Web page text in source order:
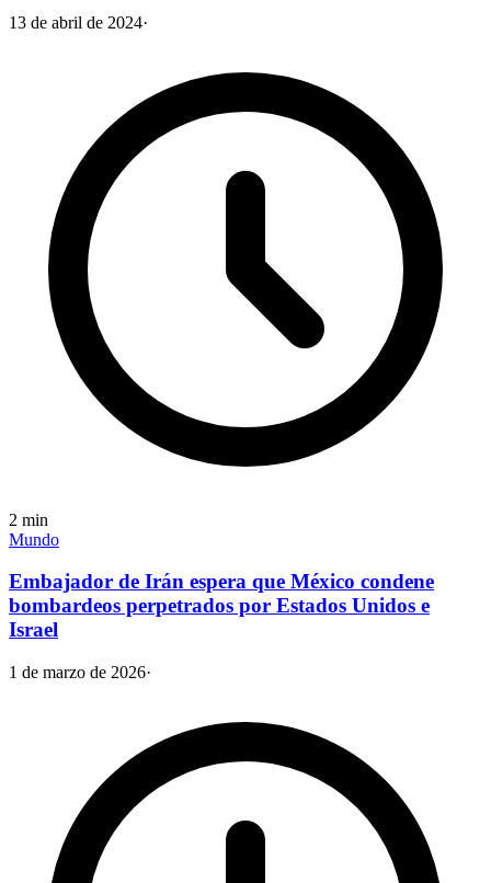
13 de abril de 2024·
2 min
Mundo
Embajador de Irán espera que México condene
bombardeos perpetrados por Estados Unidos e
Israel
1 de marzo de 2026·